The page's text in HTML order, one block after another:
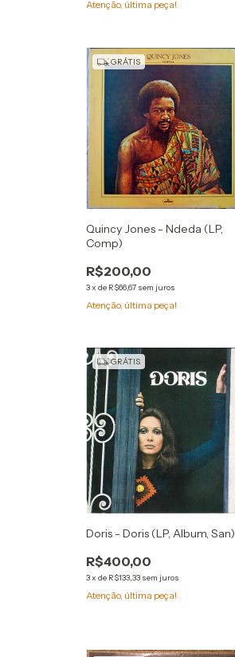
Atenção, última peça!
GRÁTIS
Quincy Jones - Ndeda (LP,
Comp)
R$200,00
3xde R$66,67 sem juros
Atenção, última peça!
GRÁTIS
Doris - Doris (LP, Album, San)
R$400,00
3xde R$133,33 sem juros
Atenção, última peça!